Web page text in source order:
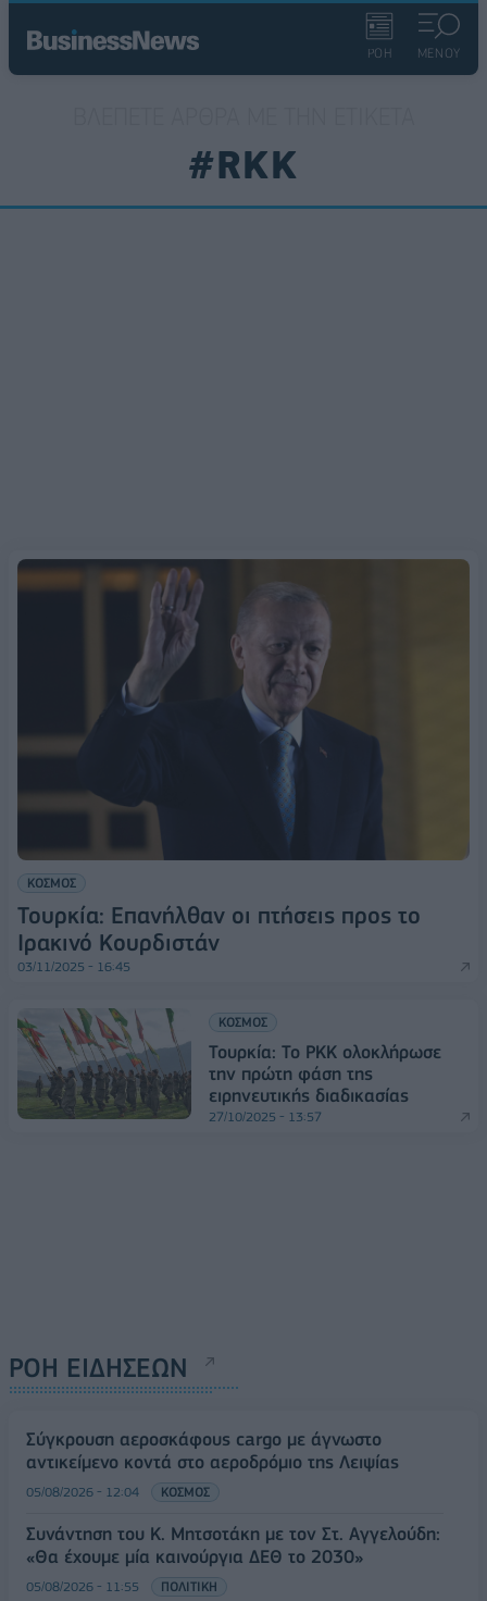
ΡΟΗ ΜΕΝΟΥ
#RKK
ΚΟΣΜΟΣ
Τουρκία: Επανήλθαν οι πτήσεις προς το
Ιρακινό Κουρδιστάν
03/11/2025 - 16:45
ΚΟΣΜΟΣ
Τουρκία: Το PKK ολοκλήρωσε
την πρώτη φάση της
ειρηνευτικής διαδικασίας
27/10/2025 - 13:57
ΡΟΗ ΕΙΔΗΣΕΩΝ
Σύγκρουση αεροσκάφους cargo με άγνωστο
αντικείμενο κοντά στο αεροδρόμιο της Λειψίας
05/08/2026 - 12:04 ΚΟΣΜΟΣ
Συνάντηση του Κ. Μητσοτάκη με τον Στ. Αγγελούδη:
«Θα έχουμε μία καινούργια ΔΕΘ το 2030»
05/08/2026 - 11:55 ΠΟΛΙΤΙΚΗ